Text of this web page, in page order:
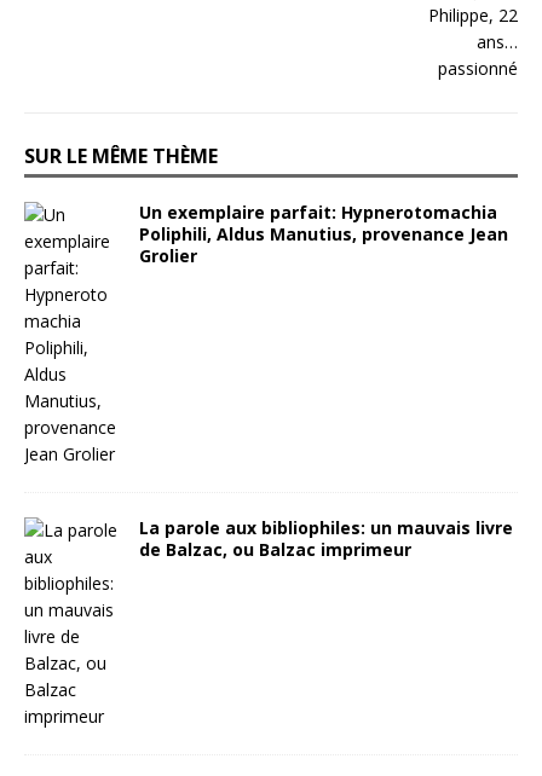
SUR LE MÊME THÈME
Un exemplaire parfait: Hypnerotomachia
Poliphili, Aldus Manutius, provenance Jean
Grolier
La parole aux bibliophiles: un mauvais livre
de Balzac, ou Balzac imprimeur